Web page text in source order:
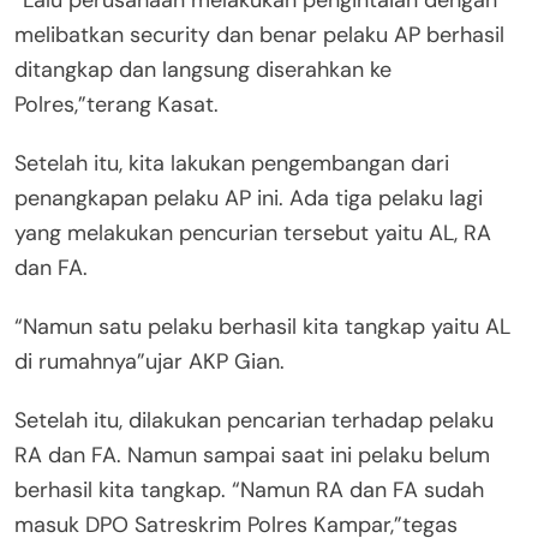
melibatkan security dan benar pelaku AP berhasil
ditangkap dan langsung diserahkan ke
Polres,”terang Kasat.
Setelah itu, kita lakukan pengembangan dari
penangkapan pelaku AP ini. Ada tiga pelaku lagi
yang melakukan pencurian tersebut yaitu AL, RA
dan FA.
“Namun satu pelaku berhasil kita tangkap yaitu AL
di rumahnya”ujar AKP Gian.
Setelah itu, dilakukan pencarian terhadap pelaku
RA dan FA. Namun sampai saat ini pelaku belum
berhasil kita tangkap. “Namun RA dan FA sudah
masuk DPO Satreskrim Polres Kampar,”tegas